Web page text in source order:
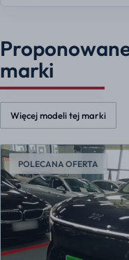
marki
Więcej modeli tej marki
POLECANA OFERTA